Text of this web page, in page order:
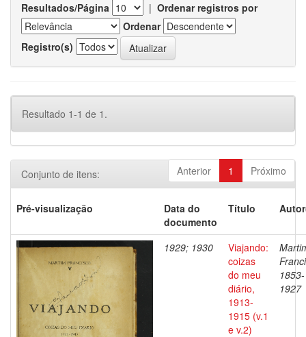
Resultados/Página | Ordenar registros por
Ordenar
Registro(s)
Resultado 1-1 de 1.
Anterior 1 Próximo
Conjunto de itens:
Pré-visualização
Data do
documento
Título
1929; 1930
Viajando:
coizas
do meu
diário,
1913-
1915 (v.1
e v.2)
1853-
1927